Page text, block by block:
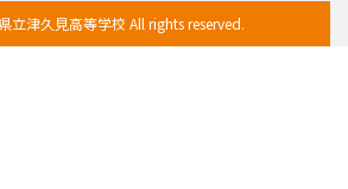
津久見高等学校 All rights reserved.